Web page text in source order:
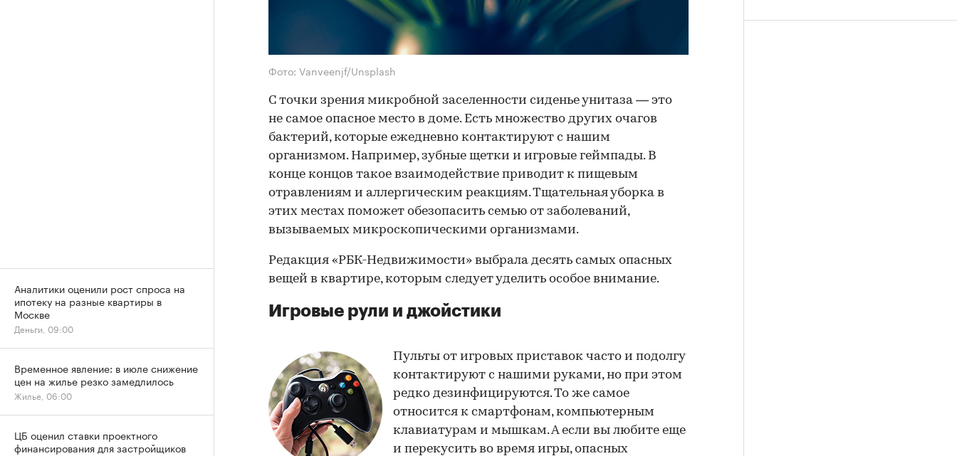
Фото: Vanveenjf/Unsplash
С точки зрения микробной заселенности сиденье унитаза — это
не самое опасное место в доме. Есть множество других очагов
бактерий, которые ежедневно контактируют с нашим
организмом. Например, зубные щетки и игровые геймпады. В
конце концов такое взаимодействие приводит к пищевым
отравлениям и аллергическим реакциям. Тщательная уборка в
этих местах поможет обезопасить семью от заболеваний,
вызываемых микроскопическими организмами.
Редакция «РБК-Недвижимости» выбрала десять самых опасных
вещей в квартире, которым следует уделить особое внимание.
Игровые рули и джойстики
Пульты от игровых приставок часто и подолгу
контактируют с нашими руками, но при этом
редко дезинфицируются. То же самое
относится к смартфонам, компьютерным
клавиатурам и мышкам. А если вы любите еще
и перекусить во время игры, опасных
Аналитики оценили рост спроса на
ипотеку на разные квартиры в
Москве
Деньги, 09:00
Временное явление: в июле снижение
цен на жилье резко замедлилось
Жилье, 06:00
ЦБ оценил ставки проектного
финансирования для застройщиков